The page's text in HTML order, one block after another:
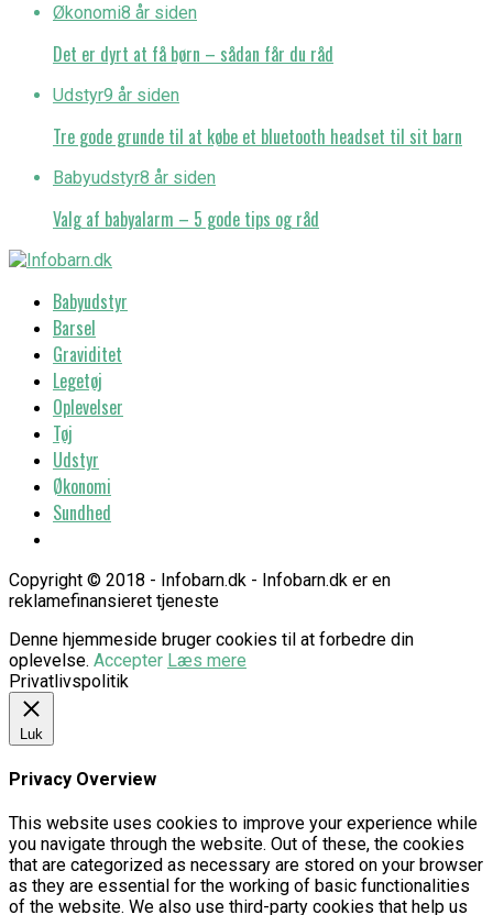
Økonomi8 år siden
Det er dyrt at få børn – sådan får du råd
Udstyr9 år siden
Tre gode grunde til at købe et bluetooth headset til sit barn
Babyudstyr8 år siden
Valg af babyalarm – 5 gode tips og råd
Babyudstyr
Barsel
Graviditet
Legetøj
Oplevelser
Tøj
Udstyr
Økonomi
Sundhed
Copyright © 2018 - Infobarn.dk - Infobarn.dk er en
reklamefinansieret tjeneste
Denne hjemmeside bruger cookies til at forbedre din
oplevelse. Accepter Læs mere
Privatlivspolitik
Luk
Privacy Overview
This website uses cookies to improve your experience while
you navigate through the website. Out of these, the cookies
that are categorized as necessary are stored on your browser
as they are essential for the working of basic functionalities
of the website. We also use third-party cookies that help us